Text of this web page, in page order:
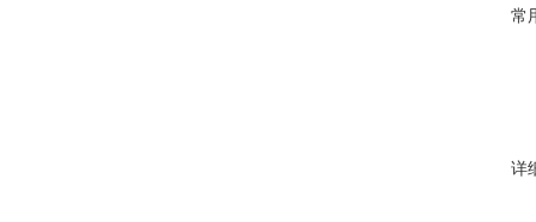
常
详